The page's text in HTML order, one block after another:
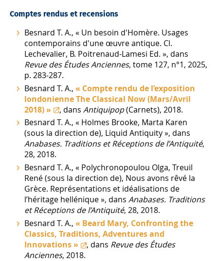
Comptes rendus et recensions
Besnard T. A., « Un besoin d'Homère. Usages
contemporains d'une œuvre antique. Cl.
Lechevalier, B. Poitrenaud-Lamesi Ed. », dans
Revue des Études Anciennes, tome 127, n°1, 2025,
p. 283-287.
Besnard T. A., « Compte rendu de l’exposition
londonienne The Classical Now (Mars/Avril
2018) »
, dans Antiquipop(Carnets), 2018.
Besnard T. A., « Holmes Brooke, Marta Karen
(sous la direction de), Liquid Antiquity », dans
Anabases. Traditions et Réceptions de l’Antiquité,
28, 2018.
Besnard T. A., « Polychronopoulou Olga, Treuil
René (sous la direction de), Nous avons rêvé la
Grèce. Représentations et idéalisations de
l’héritage hellénique », dans Anabases. Traditions
et Réceptions de l’Antiquité, 28, 2018.
Besnard T. A., « Beard Mary, Confronting the
Classics, Traditions, Adventures and
Innovations »
, dans Revue des Études
Anciennes, 2018.